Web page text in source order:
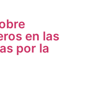
en las
por la